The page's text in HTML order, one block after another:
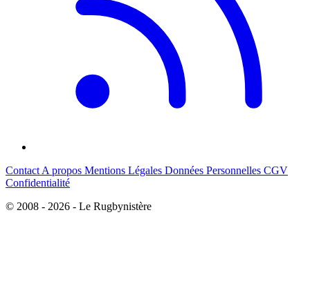
Contact A propos Mentions Légales Données Personnelles CGV
Confidentialité
© 2008 - 2026 - Le Rugbynistère